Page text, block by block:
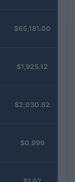
$65,181.00
$1,925.12
$2,030.62
$0.999